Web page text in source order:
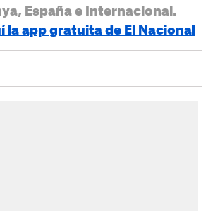
España e Internacional.
la app gratuita de El Nacional